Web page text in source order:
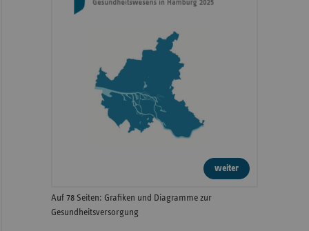
weiter
Auf 78 Seiten: Grafiken und Diagramme zur
Gesundheitsversorgung